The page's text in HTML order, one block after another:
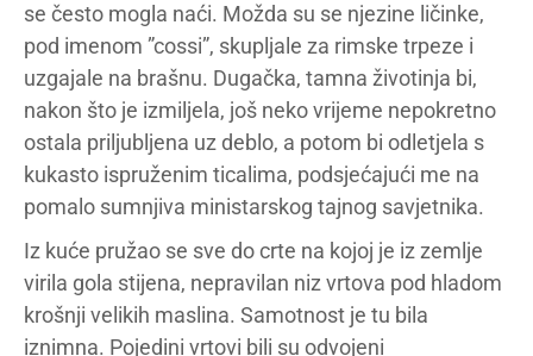
se često mogla naći. Možda su se njezine ličinke,
pod imenom ”cossi”, skupljale za rimske trpeze i
uzgajale na brašnu. Dugačka, tamna životinja bi,
nakon što je izmiljela, još neko vrijeme nepokretno
ostala priljubljena uz deblo, a potom bi odletjela s
kukasto ispruženim ticalima, podsjećajući me na
pomalo sumnjiva ministarskog tajnog savjetnika.
Iz kuće pružao se sve do crte na kojoj je iz zemlje
virila gola stijena, nepravilan niz vrtova pod hladom
krošnji velikih maslina. Samotnost je tu bila
iznimna. Pojedini vrtovi bili su odvojeni